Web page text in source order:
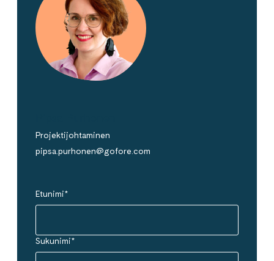
Projektijohtaminen
pipsa.purhonen@gofore.com
Etunimi*
Sukunimi*